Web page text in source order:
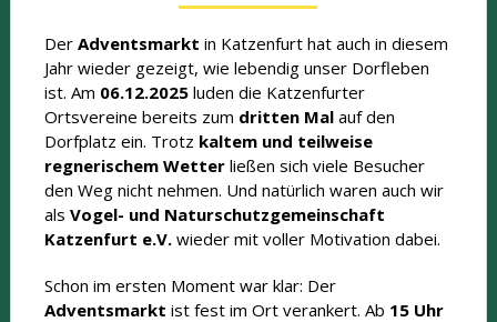
Der Adventsmarkt in Katzenfurt hat auch in diesem
Jahr wieder gezeigt, wie lebendig unser Dorfleben
ist. Am 06.12.2025luden die Katzenfurter
Ortsvereine bereits zum dritten Malauf den
Dorfplatz ein. Trotz kaltem und teilweise
regnerischem Wetterließen sich viele Besucher
den Weg nicht nehmen. Und natürlich waren auch wir
als Vogel- und Naturschutzgemeinschaft
Katzenfurt e.V.wieder mit voller Motivation dabei.
Schon im ersten Moment war klar: Der
Adventsmarkt ist fest im Ort verankert. Ab 15 Uhr